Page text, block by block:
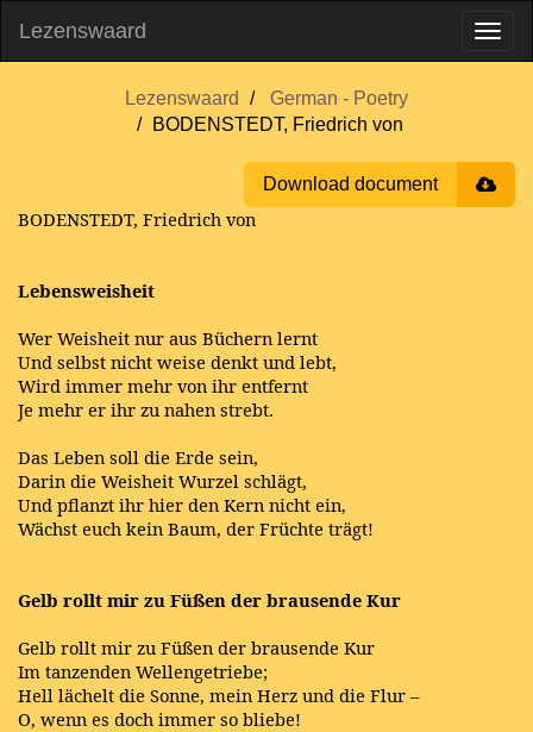
Lezenswaard
Lezenswaard
German - Poetry
BODENSTEDT, Friedrich von
Download document
BODENSTEDT, Friedrich von
Lebensweisheit
Wer Weisheit nur aus Büchern lernt
Und selbst nicht weise denkt und lebt,
Wird immer mehr von ihr entfernt
Je mehr er ihr zu nahen strebt.
Das Leben soll die Erde sein,
Darin die Weisheit Wurzel schlägt,
Und pflanzt ihr hier den Kern nicht ein,
Wächst euch kein Baum, der Früchte trägt!
Gelb rollt mir zu Füßen der brausende Kur
Gelb rollt mir zu Füßen der brausende Kur
Im tanzenden Wellengetriebe;
Hell lächelt die Sonne, mein Herz und die Flur –
O, wenn es doch immer so bliebe!